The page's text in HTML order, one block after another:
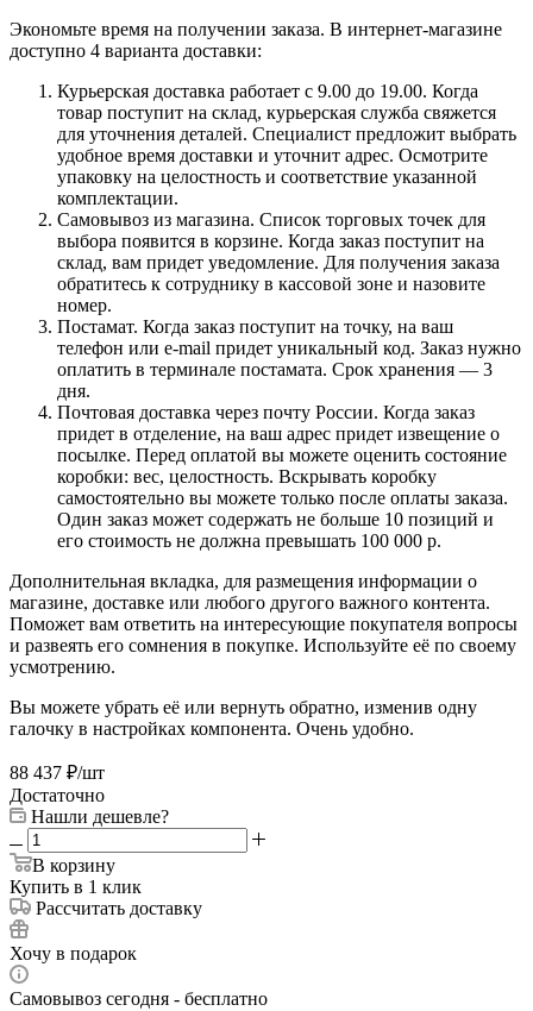
Экономьте время на получении заказа. В интернет-магазине
доступно 4 варианта доставки:
Курьерская доставка работает с 9.00 до 19.00. Когда
товар поступит на склад, курьерская служба свяжется
для уточнения деталей. Специалист предложит выбрать
удобное время доставки и уточнит адрес. Осмотрите
упаковку на целостность и соответствие указанной
комплектации.
Самовывоз из магазина. Список торговых точек для
выбора появится в корзине. Когда заказ поступит на
склад, вам придет уведомление. Для получения заказа
обратитесь к сотруднику в кассовой зоне и назовите
номер.
Постамат. Когда заказ поступит на точку, на ваш
телефон или e-mail придет уникальный код. Заказ нужно
оплатить в терминале постамата. Срок хранения — 3
дня.
Почтовая доставка через почту России. Когда заказ
придет в отделение, на ваш адрес придет извещение о
посылке. Перед оплатой вы можете оценить состояние
коробки: вес, целостность. Вскрывать коробку
самостоятельно вы можете только после оплаты заказа.
Один заказ может содержать не больше 10 позиций и
его стоимость не должна превышать 100 000 р.
Дополнительная вкладка, для размещения информации о
магазине, доставке или любого другого важного контента.
Поможет вам ответить на интересующие покупателя вопросы
и развеять его сомнения в покупке. Используйте её по своему
усмотрению.
Вы можете убрать её или вернуть обратно, изменив одну
галочку в настройках компонента. Очень удобно.
88 437 ₽/шт
Достаточно
Нашли дешевле?
В корзину
Купить в 1 клик
Рассчитать доставку
Хочу в подарок
Самовывоз сегодня - бесплатно